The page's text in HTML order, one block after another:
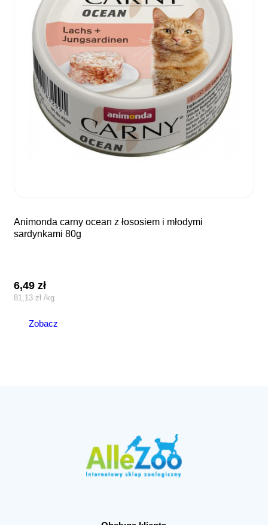
animonda carny ocean z łososiem i młodymi
sardynkami 80g
6,49zł
81,13zł /kg
Zobacz